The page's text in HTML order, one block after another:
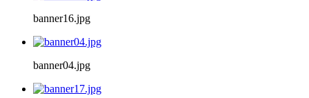
banner16.jpg
banner04.jpg